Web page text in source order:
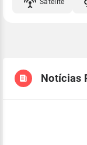
Satélite
Notícias